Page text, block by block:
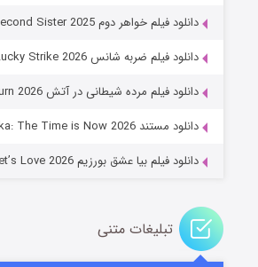
جادوگری در مغولستان
دانلود فیلم خواهر دوم Second Sister 2025
دانلود فیلم ضربه شانس Lucky Strike 2026
دانلود فیلم مرده شیطانی در آتش Evil Dead Burn 2026
دانلود مستند Bukayo Saka: The Time is Now 2026
دانلود فیلم بیا عشق بورزیم Let’s Love 2026
تبلیغات متنی